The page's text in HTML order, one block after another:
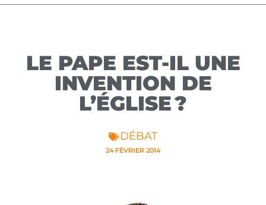
LE PAPE EST-IL UNE
INVENTION DE
L’ÉGLISE ?
DÉBAT
24 FÉVRIER 2014